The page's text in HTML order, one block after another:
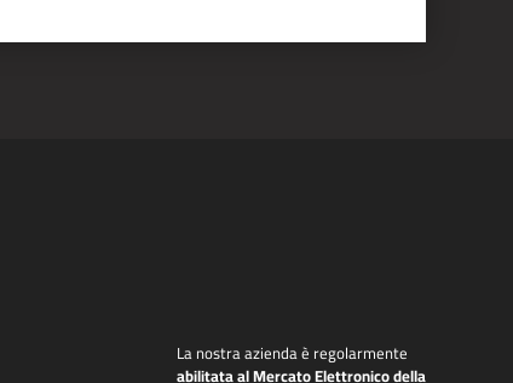
La nostra azienda è regolarmente
abilitata al Mercato Elettronico della